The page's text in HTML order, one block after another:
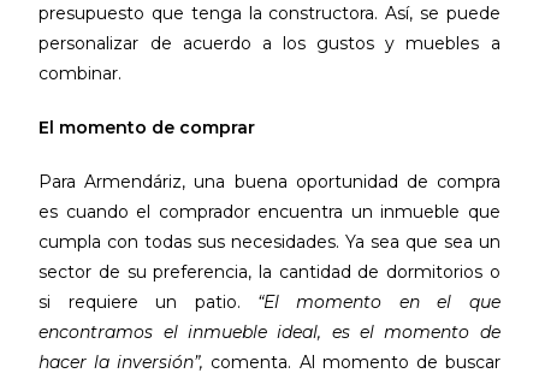
presupuesto que tenga la constructora. Así, se puede
personalizar de acuerdo a los gustos y muebles a
combinar.
El momento de comprar
Para Armendáriz, una buena oportunidad de compra
es cuando el comprador encuentra un inmueble que
cumpla con todas sus necesidades. Ya sea que sea un
sector de su preferencia, la cantidad de dormitorios o
si requiere un patio. “El momento en el que
encontramos el inmueble ideal, es el momento de
hacer la inversión”, comenta. Al momento de buscar